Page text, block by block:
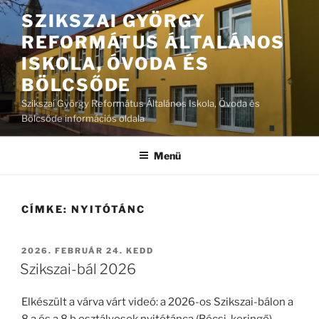
Tartalomhoz
SZIKSZAI GYÖRGY
REFORMÁTUS ÁLTALÁNOS
ISKOLA, ÓVODA ÉS
BÖLCSŐDE
Szikszai György Református Általános Iskola, Óvoda és
Bölcsőde információs oldala
Menü
CÍMKE: NYITÓTÁNC
BEKÜLDVE:
2026. FEBRUÁR 24. KEDD
Szikszai-bál 2026
Elkészült a várva várt videó: a 2026-os Szikszai-bálon a